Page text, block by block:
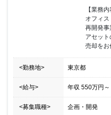
【業務内
オフィス
再開発事
アセット
売却をお
<勤務地> 東京都
<給与> 年収 550万円 ～
<募集職種> 企画・開発